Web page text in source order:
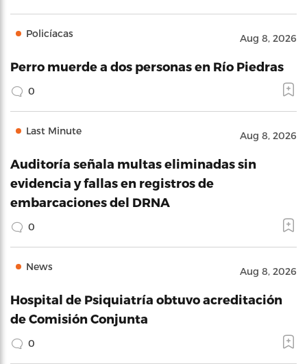
Policíacas Aug 8, 2026
Perro muerde a dos personas en Río Piedras
0
Last Minute Aug 8, 2026
Auditoría señala multas eliminadas sin
evidencia y fallas en registros de
embarcaciones del DRNA
0
News Aug 8, 2026
Hospital de Psiquiatría obtuvo acreditación
de Comisión Conjunta
0